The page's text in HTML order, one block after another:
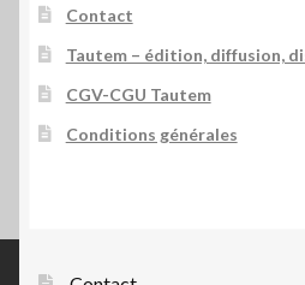
Contact
Tautem – édition, diffusion,
CGV-CGU Tautem
Conditions générales